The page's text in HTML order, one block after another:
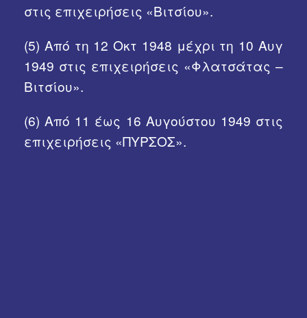
στις επιχειρήσεις «Βιτσίου».
(5) Από τη 12 Οκτ 1948 μέχρι τη 10 Αυγ
1949 στις επιχειρήσεις «Φλατσάτας –
Βιτσίου».
(6) Από 11 έως 16 Αυγούστου 1949 στις
επιχειρήσεις «ΠΥΡΣΟΣ».